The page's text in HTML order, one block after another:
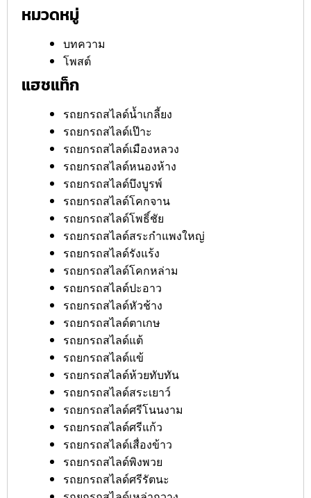
หมวดหมู่
บทความ
โพสต์
แฮชแท็ก
รถยกรถสไลด์น้ำเกลี้ยง
รถยกรถสไลด์เป๊าะ
รถยกรถสไลด์เมืองหลวง
รถยกรถสไลด์หนองห้าง
รถยกรถสไลด์บึงบูรพ์
รถยกรถสไลด์โคกจาน
รถยกรถสไลด์โพธิ์ชัย
รถยกรถสไลด์สระกำแพงใหญ่
รถยกรถสไลด์รังแร้ง
รถยกรถสไลด์โคกหล่าม
รถยกรถสไลด์ปะอาว
รถยกรถสไลด์หัวช้าง
รถยกรถสไลด์ตาเกษ
รถยกรถสไลด์แต้
รถยกรถสไลด์แข้
รถยกรถสไลด์ห้วยทับทัน
รถยกรถสไลด์สระเยาว์
รถยกรถสไลด์ศรีโนนงาม
รถยกรถสไลด์ศรีแก้ว
รถยกรถสไลด์เสื่องข้าว
รถยกรถสไลด์พิงพวย
รถยกรถสไลด์ศรีรัตนะ